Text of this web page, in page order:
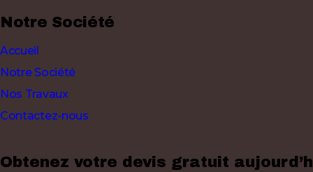
Notre Société
Accueil
Notre Société
Nos Travaux
Contactez-nous
Obtenez votre devis gratuit